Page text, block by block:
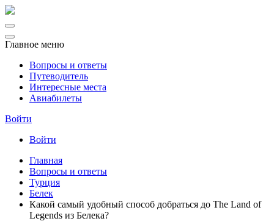
Главное меню
Вопросы и ответы
Путеводитель
Интересные места
Авиабилеты
Войти
Войти
Главная
Вопросы и ответы
Турция
Белек
Какой самый удобный способ добраться до The Land of
Legends из Белека?